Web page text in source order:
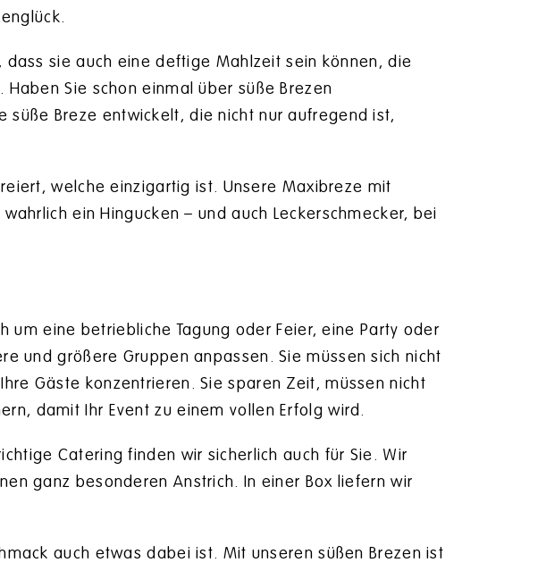
dass sie auch eine deftige Mahlzeit sein können, die
Sie schon einmal über süße Brezen
süße Breze entwickelt, die nicht nur aufregend ist,
welche einzigartig ist. Unsere Maxibreze mit
ein Hingucken – und auch Leckerschmecker, bei
um eine betriebliche Tagung oder Feier, eine Party oder
und größere Gruppen anpassen. Sie müssen sich nicht
Gäste konzentrieren. Sie sparen Zeit, müssen nicht
damit Ihr Event zu einem vollen Erfolg wird.
Catering finden wir sicherlich auch für Sie. Wir
ganz besonderen Anstrich. In einer Box liefern wir
auch etwas dabei ist. Mit unseren süßen Brezen ist